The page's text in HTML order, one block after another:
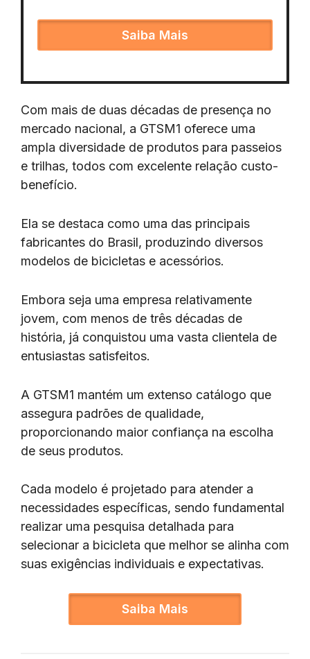
Saiba Mais
Com mais de duas décadas de presença no
mercado nacional, a GTSM1 oferece uma
ampla diversidade de produtos para passeios
e trilhas, todos com excelente relação custo-
benefício.
Ela se destaca como uma das principais
fabricantes do Brasil, produzindo diversos
modelos de bicicletas e acessórios.
Embora seja uma empresa relativamente
jovem, com menos de três décadas de
história, já conquistou uma vasta clientela de
entusiastas satisfeitos.
A GTSM1 mantém um extenso catálogo que
assegura padrões de qualidade,
proporcionando maior confiança na escolha
de seus produtos.
Cada modelo é projetado para atender a
necessidades específicas, sendo fundamental
realizar uma pesquisa detalhada para
selecionar a bicicleta que melhor se alinha com
suas exigências individuais e expectativas.
Saiba Mais